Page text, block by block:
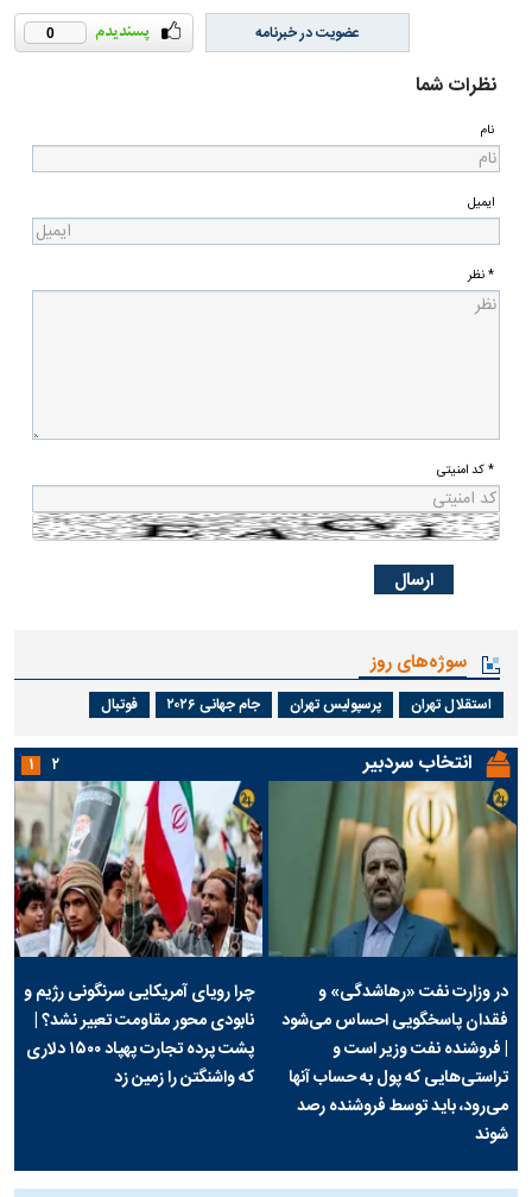
0 عضویت در خبرنامه
نظرات شما
نام
ایمیل
* نظر
* کد امنیتی
سوژه‌های روز
استقلال تهران پرسپولیس تهران جام جهانی ۲۰۲۶ فوتبال
انتخاب سردبیر
در وزارت نفت «رهاشدگی» و
فقدان پاسخگویی احساس می‌شود
| فروشنده نفت وزیر است و
تراستی‌هایی که پول به حساب آنها
می‌رود، باید توسط فروشنده رصد
شوند
چرا رویای آمریکایی سرنگونی رژیم و
نابودی محور مقاومت تعبیر نشد؟ |
پشت پرده تجارت پهپاد‌ ۱۵۰۰ دلاری
که واشنگتن را زمین زد
۱ ۲